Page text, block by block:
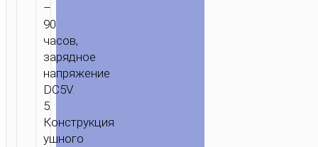
НАУШНИК
–
90
часов,
зарядное
напряжение
DC5V.
5.
Конструкция
ушного